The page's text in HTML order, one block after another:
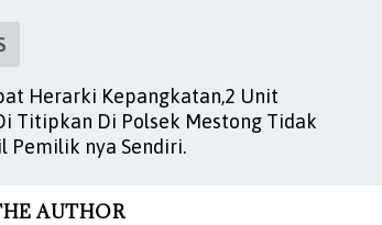
Herarki Kepangkatan,2 Unit
Titipkan Di Polsek Mestong Tidak
Pemilik nya Sendiri.
AUTHOR